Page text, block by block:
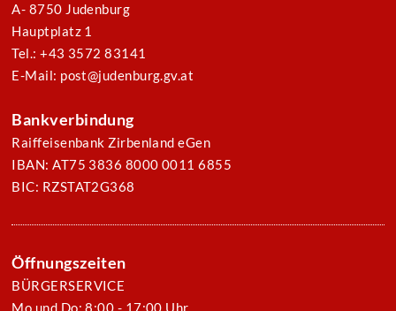
A- 8750 Judenburg
Hauptplatz 1
Tel.: +43 3572 83141
E-Mail: post@judenburg.gv.at
Bankverbindung
Raiffeisenbank Zirbenland eGen
IBAN: AT75 3836 8000 0011 6855
BIC: RZSTAT2G368
Öffnungszeiten
BÜRGERSERVICE
Mo und Do: 8:00 - 17:00 Uhr